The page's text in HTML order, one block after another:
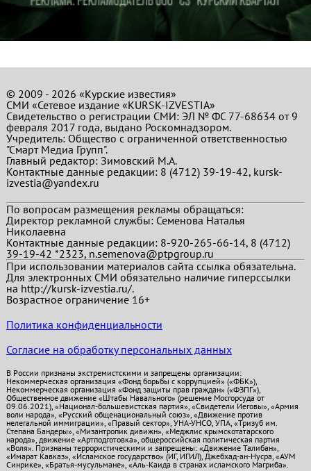
© 2009 - 2026 «Курские известия»
СМИ «Сетевое издание «KURSK-IZVESTIA»
Свидетельство о регистрации СМИ: ЭЛ № ФС 77-68634 от 9
февраля 2017 года, выдано Роскомнадзором.
Учредитель: Общество с ограниченной ответственностью
"Смарт Медиа Групп".
Главный редактор:Зимовский М.А.
Контактные данные редакции: 8 (4712) 39-19-42, kursk-
izvestia@yandex.ru
По вопросам размещения рекламы обращаться:
Директор рекламной службы: Семенова Наталья
Николаевна
Контактные данные редакции: 8-920-265-66-14, 8 (4712)
39-19-42 *2323, n.semenova@ptpgroup.ru
При использовании материалов сайта ссылка обязательна.
Для электронных СМИ обязательно наличие гиперссылки
на http://kursk-izvestia.ru/.
Возрастное ограничение 16+
Политика конфиденциальности
Согласие на обработку персональных данных
В России признаны экстремистскими и запрещены организации:
Некоммерческая организация «Фонд борьбы с коррупцией» («ФБК»),
Некоммерческая организация «Фонд защиты прав граждан» («ФЗПГ»),
Общественное движение «Штабы Навального» (решение Мосгорсуда от
09.06.2021), «Национал-большевистская партия», «Свидетели Иеговы», «Армия
воли народа», «Русский общенациональный союз», «Движение против
нелегальной иммиграции», «Правый сектор», УНА-УНСО, УПА, «Тризуб им.
Степана Бандеры», «Мизантропик дивижн», «Меджлис крымскотатарского
народа», движение «Артподготовка», общероссийская политическая партия
«Воля». Признаны террористическими и запрещены: «Движение Талибан»,
«Имарат Кавказ», «Исламское государство» (ИГ, ИГИЛ), Джебхад-ан-Нусра, «АУМ
Синрике», «Братья-мусульмане», «Аль-Каида в странах исламского Магриба».